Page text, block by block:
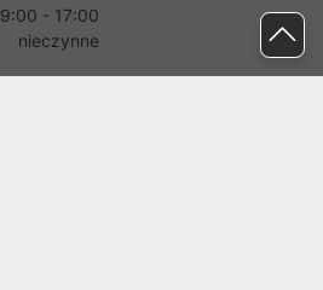
9:00 - 17:00
nieczynne